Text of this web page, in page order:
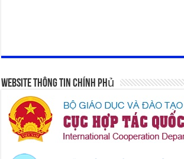
Website Thông Tin Chính Phủ